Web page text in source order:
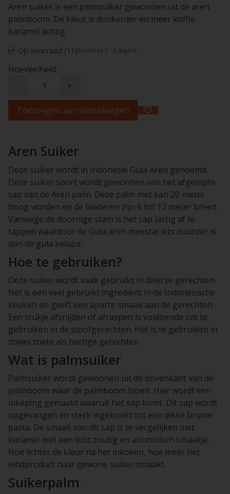
Aren suiker is een palmsuiker gewonnen uit de aren
palmboom. De kleur is donkerder en meer koffie
karamel achtig.
Op voorraad (11)(Levertijd:1 - 2 dagen)
Hoeveelheid:
-
+
Toevoegen aan winkelwagen
Aren Suiker
Deze suiker wordt in Indonesië Gula Aren genoemd.
Deze suiker soort wordt gewonnen van het afgetapte
sap van de Aren palm. Deze palm met kan 20 meter
hoog worden en de bladeren zijn 6 tot 12 meter breed.
Vanwege de doornige stam is het sap lastig af te
tappen waardoor de Gula aren meestal iets duurder is
dan de gula kelapa.
Hoe te gebruiken?
Deze suiker wordt vaak gebruikt in diverse gerechten.
Het is een veel gebruikt ingrediënt in de Indonesische
keuken en geeft een aparte smaak aan de gerechten.
Een stukje afsnijden of afraspen is voldoende om te
gebruiken in de stoofgerechten. Het is te gebruiken in
zowel zoete als hartige gerechten.
Wat is palmsuiker
Palmsuiker wordt gewonnen uit de bovenkant van de
palmboom waar de palmboom bloeit. Hier wordt een
inkeping gemaakt waaruit het sap komt. Dit sap wordt
opgevangen en sterk ingekookt tot een dikke bruine
pasta. De smaak van dit sap is te vergelijken met
karamel met een licht zoutig en alcoholisch smaakje.
Hoe lichter de kleur na het inkoken, hoe meer het
eindproduct naar gewone suiker smaakt.
Suikerpalm